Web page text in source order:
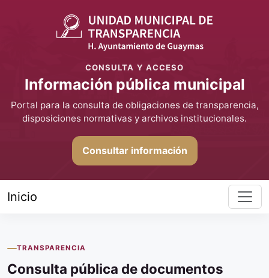
CONSULTA Y ACCESO
Información pública municipal
Portal para la consulta de obligaciones de transparencia,
disposiciones normativas y archivos institucionales.
Consultar información
Inicio
TRANSPARENCIA
Consulta pública de documentos